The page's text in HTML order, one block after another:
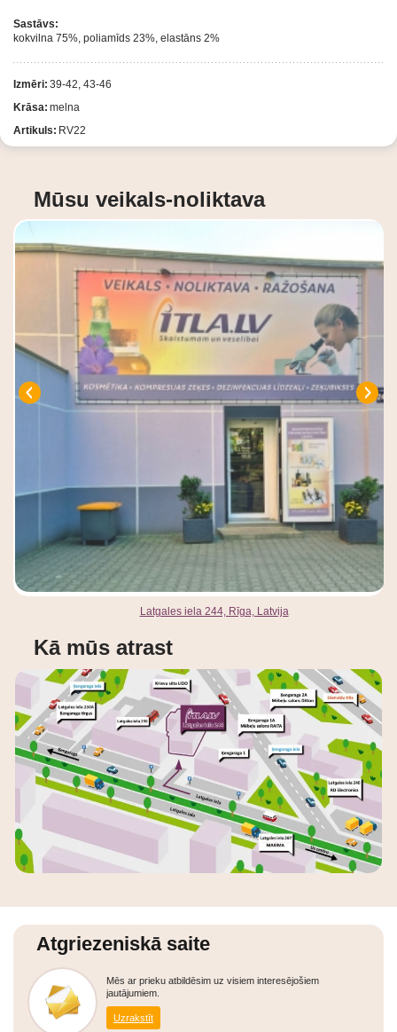
Sastāvs:
kokvilna 75%, poliamīds 23%, elastāns 2%
Izmēri: 39-42, 43-46
Krāsa: melna
Artikuls: RV22
Mūsu veikals-noliktava
Latgales iela 244, Rīga, Latvija
Kā mūs atrast
Atgriezeniskā saite
Mēs ar prieku atbildēsim uz visiem interesējošiem
jautājumiem.
Uzrakstīt